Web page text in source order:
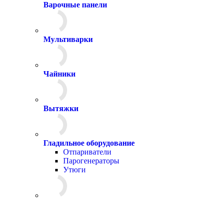
Варочные панели
Мультиварки
Чайники
Вытяжки
Гладильное оборудование
Отпариватели
Парогенераторы
Утюги